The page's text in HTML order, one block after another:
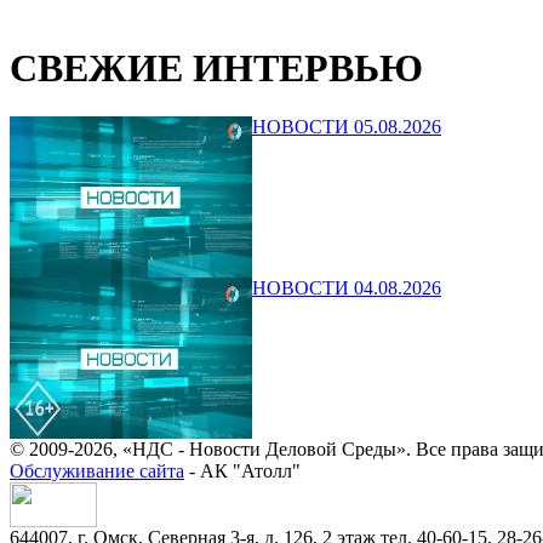
СВЕЖИЕ ИНТЕРВЬЮ
НОВОСТИ 05.08.2026
НОВОСТИ 04.08.2026
© 2009-2026, «НДС - Новости Деловой Среды». Все права
Обслуживание сайта - АК "Атолл"
644007, г. Омск, Северная 3-я, д. 126, 2 этаж тел. 40-60-15, 28-